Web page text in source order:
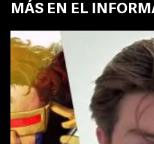
MÁS EN EL